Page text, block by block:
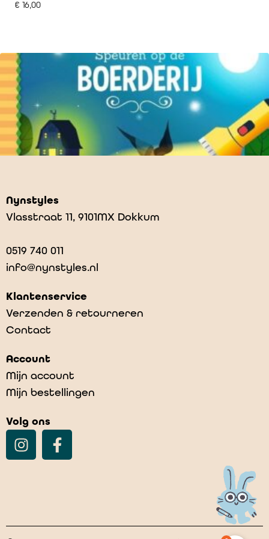
€ 16,00
€9,99
Nynstyles
Vlasstraat 11, 9101MX Dokkum
0519 740 011
info@nynstyles.nl
Klantenservice
Verzenden & retourneren
Contact
Account
Mijn account
Mijn bestellingen
Volg ons